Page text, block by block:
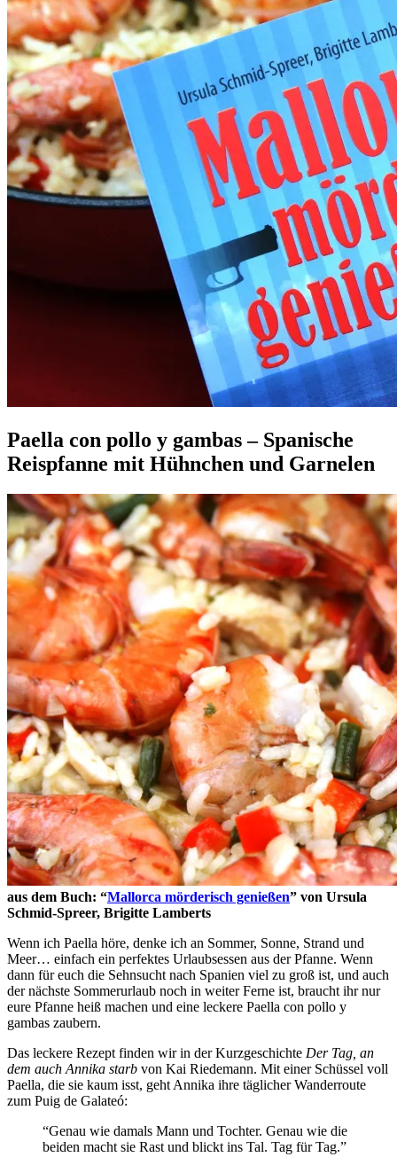
con
pollo
y
–
Spanische
Reispfanne
mit
Hühnchen
und
Garnelen
·
Kochen
&
·
Reisgerichte
·
Rezepte
Paella con pollo y gambas – Spanische
Reispfanne mit Hühnchen und Garnelen
3.
März
201916.
Oktober
2023
Elly
aus dem Buch: “Mallorca mörderisch genießen” von Ursula
Schmid-Spreer, Brigitte Lamberts
Wenn ich Paella höre, denke ich an Sommer, Sonne, Strand und
Meer… einfach ein perfektes Urlaubsessen aus der Pfanne. Wenn
dann für euch die Sehnsucht nach Spanien viel zu groß ist, und auch
der nächste Sommerurlaub noch in weiter Ferne ist, braucht ihr nur
eure Pfanne heiß machen und eine leckere Paella con pollo y
gambas zaubern.
Das leckere Rezept finden wir in der Kurzgeschichte Der Tag, an
dem auch Annika starb von Kai Riedemann. Mit einer Schüssel voll
Paella, die sie kaum isst, geht Annika ihre täglicher Wanderroute
zum Puig de Galateó:
“Genau wie damals Mann und Tochter. Genau wie die
beiden macht sie Rast und blickt ins Tal. Tag für Tag.”